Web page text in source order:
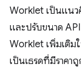
Worklet เป็นแนว
และปรับขนาด API
Worklet เพิ่มเติม
เป็นเธรดที่มีราคา